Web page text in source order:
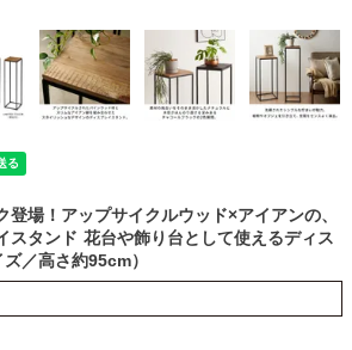
登場！アップサイクルウッド×アイアンの、
スタンド 花台や飾り台として使えるディス
／高さ約95cm）